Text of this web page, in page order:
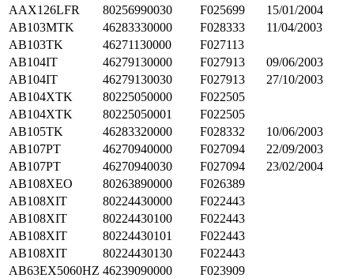
AAX126LFR
80256990030 F025699
15/01/2004
AB103MTK
46283330000 F028333
11/04/2003
AB103TK
46271130000
F027113
AB104IT
46279130000 F027913
09/06/2003
AB104IT
46279130030 F027913
27/10/2003
AB104XTK
80225050000
F022505
AB104XTK
80225050001
F022505
AB105TK
46283320000 F028332
10/06/2003
AB107PT
46270940000 F027094
22/09/2003
AB107PT
46270940030 F027094
23/02/2004
AB108XEO
80263890000
F026389
AB108XIT
80224430000
F022443
AB108XIT
80224430100
F022443
AB108XIT
80224430101
F022443
AB108XIT
80224430130
F022443
AB63EX5060HZ 46239090000
F023909